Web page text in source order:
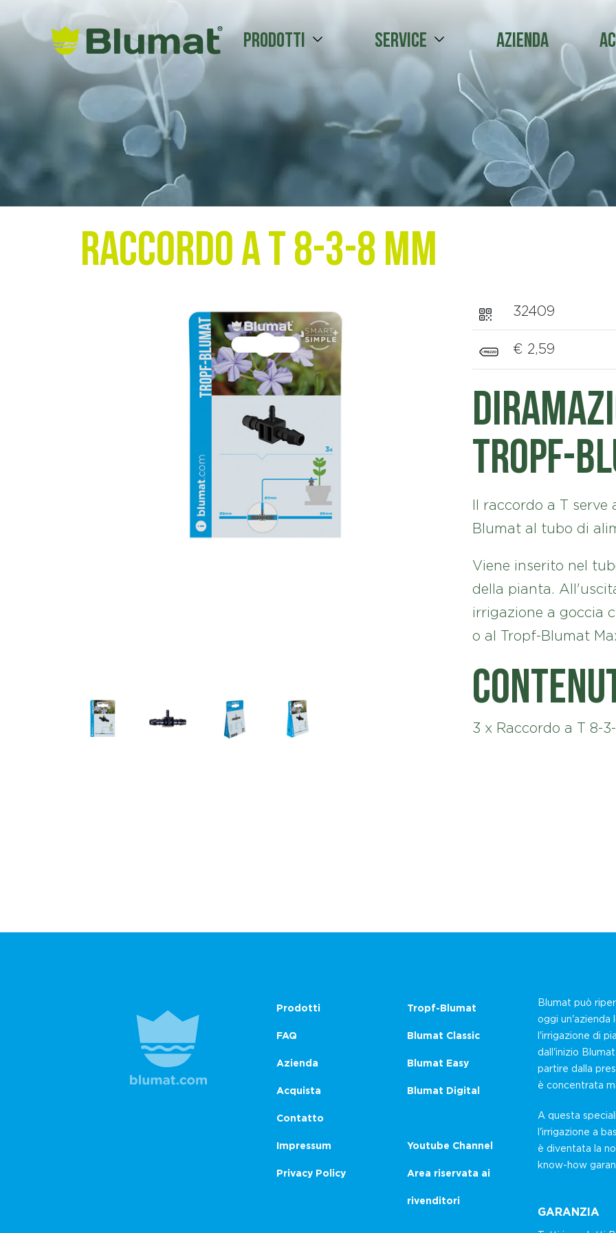
Prodotti Service Azienda
Raccordo a T 8-3-8 mm
32409
€ 2,59
Tropf-
Il raccordo a T
Blumat al tubo di
Viene inserito nel
della pianta.
irrigazione a goccia
o al Tropf-Blumat
3 x Raccordo a T 8-
Prodotti
FAQ
Azienda
Acquista
Contatto
Impressum
Privacy Policy
Tropf-Blumat
Blumat Classic
Blumat Easy
Blumat Digital
Youtube Channel
Area riservata ai
rivenditori
Blumat può
oggi un'azienda
l'irrigazione di
dall'inizio
partire dalla
è concentrata
A questa
l'irrigazione a
è diventata la
know-how
GARANZIA